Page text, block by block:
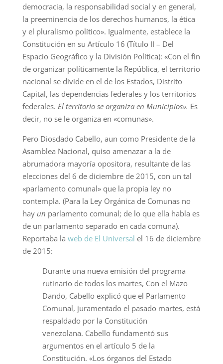
democracia, la responsabilidad social y en general,
la preeminencia de los derechos humanos, la ética
y el pluralismo político». Igualmente, establece la
Constitución en su Artículo 16 (Título II – Del
Espacio Geográfico y la División Política): «Con el fin
de organizar políticamente la República, el territorio
nacional se divide en el de los Estados, Distrito
Capital, las dependencias federales y los territorios
federales. El territorio se organiza en Municipios». Es
decir, no se le organiza en «comunas».
Pero Diosdado Cabello, aun como Presidente de la
Asamblea Nacional, quiso amenazar a la de
abrumadora mayoría opositora, resultante de las
elecciones del 6 de diciembre de 2015, con un tal
«parlamento comunal» que la propia ley no
contempla. (Para la Ley Orgánica de Comunas no
hay un parlamento comunal; de lo que ella habla es
de un parlamento separado en cada comuna).
Reportaba la web de El Universal el 16 de diciembre
de 2015:
Durante una nueva emisión del programa
rutinario de todos los martes, Con el Mazo
Dando, Cabello explicó que el Parlamento
Comunal, juramentado el pasado martes, está
respaldado por la Constitución
venezolana. Cabello fundamentó sus
argumentos en el artículo 5 de la
Constitución. «Los órganos del Estado